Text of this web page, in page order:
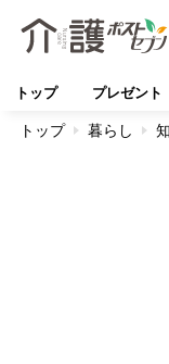
トップ プレゼント
トップ 暮らし